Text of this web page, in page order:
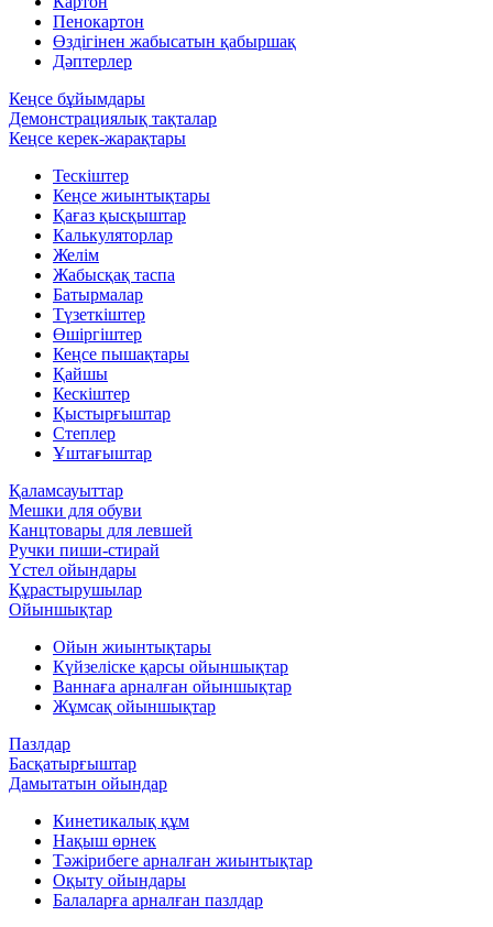
Пенокартон
Өздігінен жабысатын қабыршақ
Дәптерлер
Кеңсе бұйымдары
Демонстрациялық тақталар
Кеңсе керек-жарақтары
Тескіштер
Кеңсе жиынтықтары
Қағаз қысқыштар
Калькуляторлар
Желім
Жабысқақ таспа
Батырмалар
Түзеткіштер
Өшіргіштер
Кеңсе пышақтары
Қайшы
Кескіштер
Қыстырғыштар
Степлер
Ұштағыштар
Қаламсауыттар
Мешки для обуви
Канцтовары для левшей
Ручки пиши-стирай
Үстел ойындары
Құрастырушылар
Ойыншықтар
Ойын жиынтықтары
Күйзеліске қарсы ойыншықтар
Ваннаға арналған ойыншықтар
Жұмсақ ойыншықтар
Пазлдар
Басқатырғыштар
Дамытатын ойындар
Кинетикалық құм
Нақыш өрнек
Тәжірибеге арналған жиынтықтар
Оқыту ойындары
Балаларға арналған пазлдар